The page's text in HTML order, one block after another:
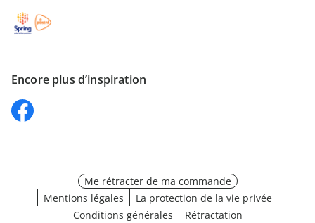
Encore plus d’inspiration
Me rétracter de ma commande
Mentions légales
La protection de la vie privée
Conditions générales
Rétractation